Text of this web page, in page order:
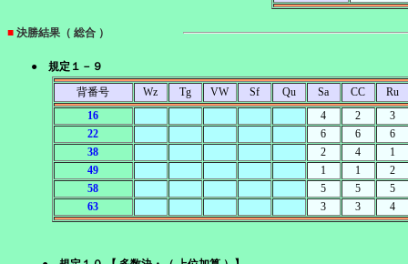
■ 決勝結果（ 総合 ）
● 規定１－９
背番号
Wz Tg VW Sf Qu Sa CC
Ru
16
4 2
3
22
6 6
6
38
2 4
1
49
1 1
2
58
5 5
5
63
3 3 4